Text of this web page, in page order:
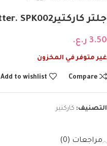
جلتر كاركتيرCharacter Sparkles Glitter. SPK002
3.50 ر.ع.
غير متوفر في المخزون
Compare
Add to wishlist
التصنيف: كاركتير
مراجعات (0)